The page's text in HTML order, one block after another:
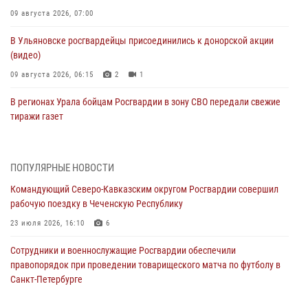
09 августа 2026, 07:00
В Ульяновске росгвардейцы присоединились к донорской акции
(видео)
09 августа 2026, 06:15 2 1
В регионах Урала бойцам Росгвардии в зону СВО передали свежие
тиражи газет
Росгвардейцы провели занятие по стрелковой подготовке для
краеведения Луганской Народной Республики
09 августа 2026, 05:00
проходит в Сибири
09 августа 2026, 04:00 5
ПОПУЛЯРНЫЕ НОВОСТИ
Командующий Северо-Кавказским округом Росгвардии совершил
рабочую поездку в Чеченскую Республику
23 июля 2026, 16:10 6
Сотрудники и военнослужащие Росгвардии обеспечили
правопорядок при проведении товарищеского матча по футболу в
Санкт-Петербурге